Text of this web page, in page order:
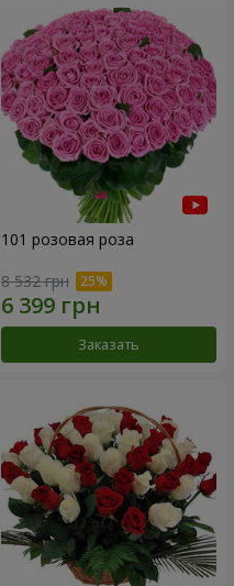
101 розовая роза
8 532 грн
Заказать